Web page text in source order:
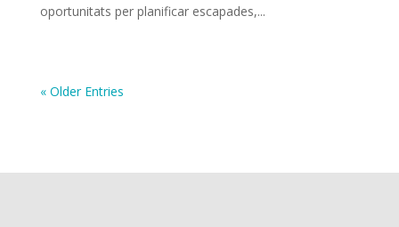
oportunitats per planificar escapades,...
« Older Entries